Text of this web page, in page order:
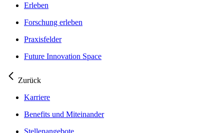
Erleben
Forschung erleben
Praxisfelder
Future Innovation Space
Zurück
Karriere
Benefits und Miteinander
Stellenangebote